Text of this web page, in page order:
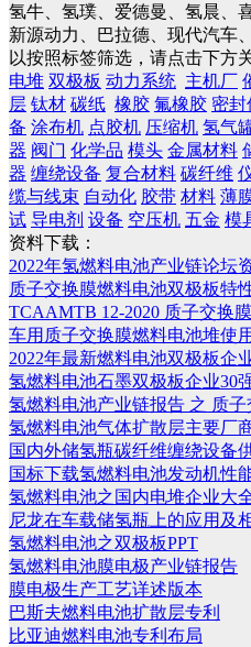
氢牛、氢璞、爱德曼、氢晨、
新源动力、巴拉德、现代汽车
以按照标签筛选，请点击下方
电堆 双极板 动力系统 主机厂
层 钛材 碳纸 橡胶 氟橡胶 密封
备 涂布机 点胶机 压缩机 氢气
器 阀门 化学品 模头 金属材料
器 缠绕设备 复合材料 碳纤维
缆与线束 自动化 胶带 材料 薄
试 导电剂 设备 空压机 五金 模
资料下载：
2022年氢燃料电池产业链论坛
质子交换膜燃料电池双极板特
TCAAMTB 12-2020 质子交换
车用质子交换膜燃料电池堆使
2022年最新燃料电池双极板企
氢燃料电池石墨双极板企业30
氢燃料电池产业链报告 之 质子
氢燃料电池气体扩散层主要厂
国内外储氢瓶碳纤维缠绕设备
国标下载氢燃料电池发动机性
氢燃料电池之国内电堆企业大
尼龙在车载储氢瓶上的应用及
氢燃料电池之双极板PPT
氢燃料电池膜电极产业链报告
膜电极生产工艺详述版本
巴斯夫燃料电池扩散层专利
比亚迪燃料电池专利布局